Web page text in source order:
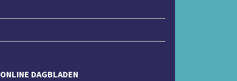
ONLINE DAGBLADEN